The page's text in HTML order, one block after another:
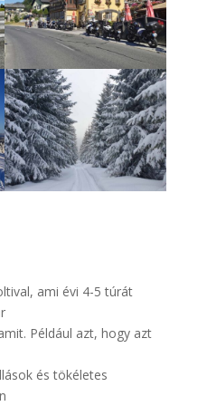
ami évi 4-5 túrát
Például azt, hogy azt
és tökéletes